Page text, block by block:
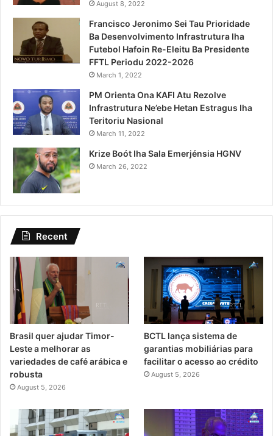
August 8, 2022
Francisco Jeronimo Sei Tau Prioridade
Ba Desenvolvimento Infrastrutura Iha
Futebol Hafoin Re-Eleitu Ba Presidente
FFTL Periodu 2022-2026
March 1, 2022
PM Orienta Ona KAFI Atu Rezolve
Infrastrutura Ne’ebe Hetan Estragus Iha
Teritoriu Nasional
March 11, 2022
Krize Boót Iha Sala Emerjénsia HGNV
March 26, 2022
Recent
Brasil quer ajudar Timor-
Leste a melhorar as
variedades de café arábica e
robusta
August 5, 2026
BCTL lança sistema de
garantias mobiliárias para
facilitar o acesso ao crédito
August 5, 2026